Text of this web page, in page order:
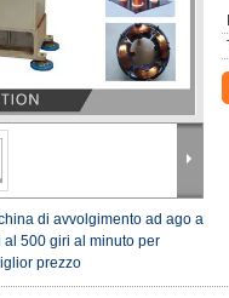
di avvolgimento ad ago a
500 giri al minuto per
prezzo